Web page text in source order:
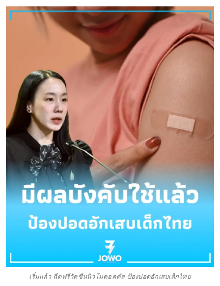
เริ่มแล้ว ฉีดฟรีวัคซีนนิวโมคอคคัส ป้องปอดอักเสบเด็กไทย